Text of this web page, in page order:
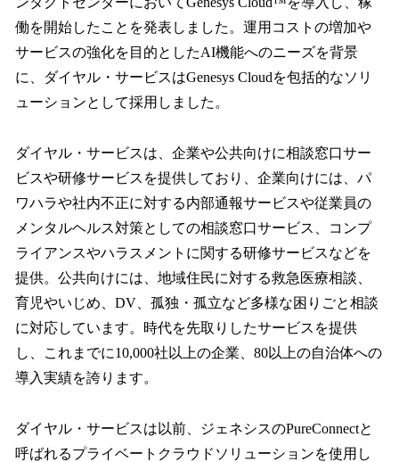
働を開始したことを発表しました。運用コストの増加や
サービスの強化を目的としたAI機能へのニーズを背景
に、ダイヤル・サービスはGenesys Cloudを包括的なソリ
ューションとして採用しました。
ダイヤル・サービスは、企業や公共向けに相談窓口サー
ビスや研修サービスを提供しており、企業向けには、パ
ワハラや社内不正に対する内部通報サービスや従業員の
メンタルヘルス対策としての相談窓口サービス、コンプ
ライアンスやハラスメントに関する研修サービスなどを
提供。公共向けには、地域住民に対する救急医療相談、
育児やいじめ、DV、孤独・孤立など多様な困りごと相談
に対応しています。時代を先取りしたサービスを提供
し、これまでに10,000社以上の企業、80以上の自治体への
導入実績を誇ります。
ダイヤル・サービスは以前、ジェネシスのPureConnectと
呼ばれるプライベートクラウドソリューションを使用し